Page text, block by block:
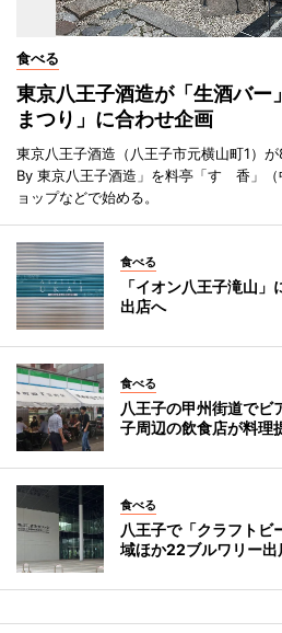
食べる
東京八王子酒造が「生酒バ
まつり」に合わせ企画
東京八王子酒造（八王子市元横山町1）
By 東京八王子酒造」を料亭「すゞ香」
ョップなどで始める。
食べる
「イオン八王子滝山
出店へ
食べる
八王子の甲州街道で
子周辺の飲食店が料理
食べる
八王子で「クラフト
域ほか22ブルワリー出